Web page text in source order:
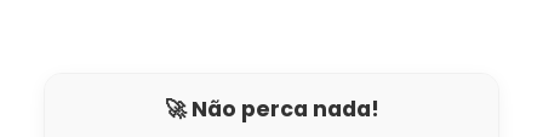
🚀 Não perca nada!